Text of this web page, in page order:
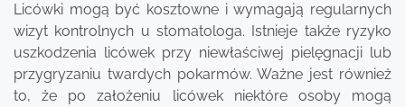
Licówki mogą być kosztowne i wymagają regularnych
wizyt kontrolnych u stomatologa. Istnieje także ryzyko
uszkodzenia licówek przy niewłaściwej pielęgnacji lub
przygryzaniu twardych pokarmów. Ważne jest również
to, że po założeniu licówek niektóre osoby mogą